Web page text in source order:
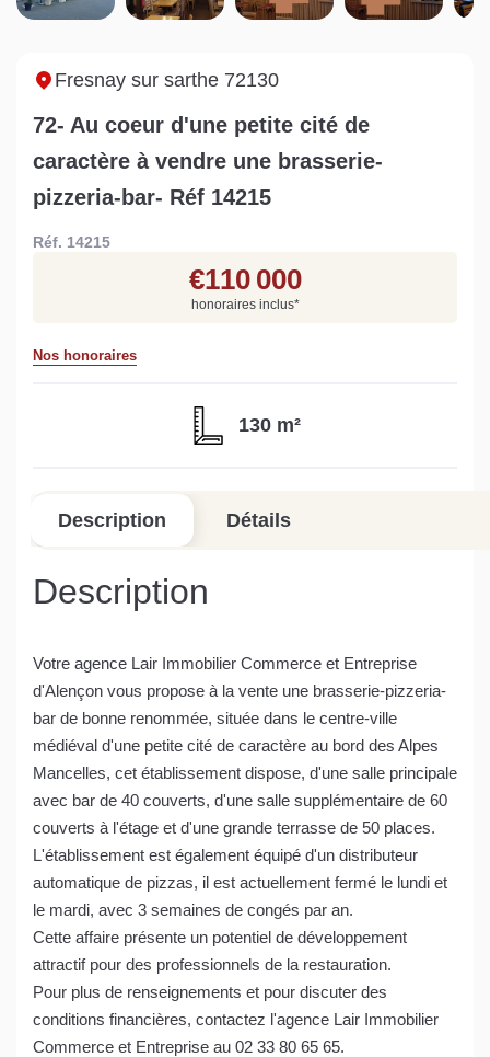
Sarthe pour booster sa
quelles sont les
Rapide et gratuit, recevez votre estimation
en quelques clics.
Estimer mon bien maintenant
Fresnay sur sarthe 72130
72- Au coeur d'une petite cité de
caractère à vendre une brasserie-
pizzeria-bar- Réf 14215
Réf. 14215
€110 000
honoraires inclus*
Nos honoraires
130 m²
Description Détails
Description
Votre agence Lair Immobilier Commerce et Entreprise
d'Alençon vous propose à la vente une brasserie-pizzeria-
bar de bonne renommée, située dans le centre-ville
médiéval d'une petite cité de caractère au bord des Alpes
Mancelles, cet établissement dispose, d'une salle principale
avec bar de 40 couverts, d'une salle supplémentaire de 60
couverts à l'étage et d'une grande terrasse de 50 places.
L'établissement est également équipé d'un distributeur
automatique de pizzas, il est actuellement fermé le lundi et
le mardi, avec 3 semaines de congés par an.
Cette affaire présente un potentiel de développement
attractif pour des professionnels de la restauration.
Pour plus de renseignements et pour discuter des
conditions financières, contactez l'agence Lair Immobilier
Commerce et Entreprise au 02 33 80 65 65.